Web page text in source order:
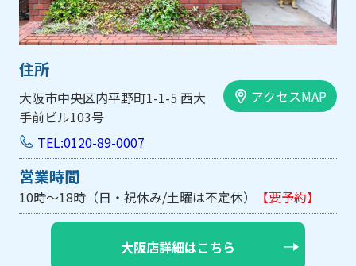
住所
大阪市中央区内平野町1-1-5 西大
手前ビル103号
アクセスMAP
TEL:0120-89-0007
営業時間
10時～18時（日・祝休み/土曜は不定休） 【要予約】
大阪店詳細はこちら